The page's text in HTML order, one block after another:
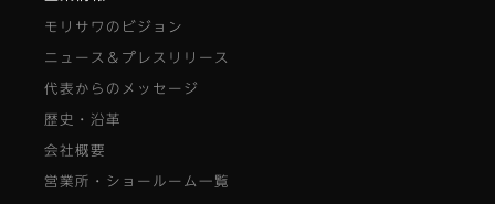
モリサワのビジョン
ニュース＆プレスリリース
代表からのメッセージ
歴史・沿革
会社概要
営業所・ショールーム一覧